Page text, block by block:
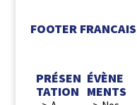
FOOTER FRANCAIS
PRÉSEN
TATION
ÉVÈNE
MENTS